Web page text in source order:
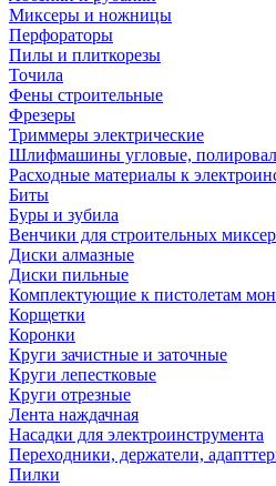
Миксеры и ножницы
Перфораторы
Пилы и плиткорезы
Точила
Фены строительные
Фрезеры
Триммеры электрические
Шлифмашины угловые,
Расходные материалы к
Биты
Буры и зубила
Венчики для строительных
Диски алмазные
Диски пильные
Комплектующие к пистолетам
Корщетки
Коронки
Круги зачистные и заточные
Круги лепестковые
Круги отрезные
Лента наждачная
Насадки для электроинструмента
Переходники, держатели,
Пилки